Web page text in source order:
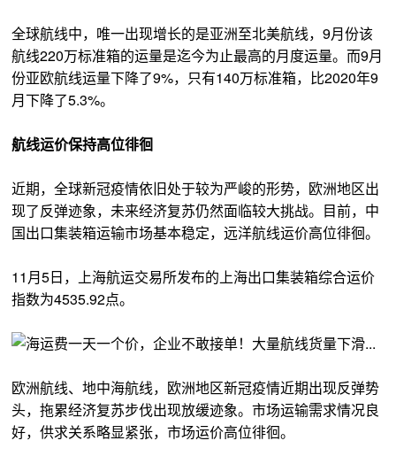
全球航线中，唯一出现增长的是亚洲至北美航线，9月份该
航线220万标准箱的运量是迄今为止最高的月度运量。而9月
份亚欧航线运量下降了9%，只有140万标准箱，比2020年9
月下降了5.3%。
航线运价保持高位徘徊
近期，全球新冠疫情依旧处于较为严峻的形势，欧洲地区出
现了反弹迹象，未来经济复苏仍然面临较大挑战。目前，中
国出口集装箱运输市场基本稳定，远洋航线运价高位徘徊。
11月5日，上海航运交易所发布的上海出口集装箱综合运价
指数为4535.92点。
欧洲航线、地中海航线，欧洲地区新冠疫情近期出现反弹势
头，拖累经济复苏步伐出现放缓迹象。市场运输需求情况良
好，供求关系略显紧张，市场运价高位徘徊。